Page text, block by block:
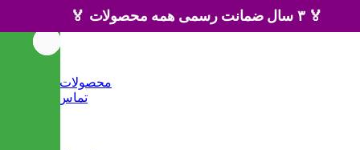
🏅 ۳ سال ضمانت رسمی همه محصولات 🏅
محصولات جدید
تماس با ما